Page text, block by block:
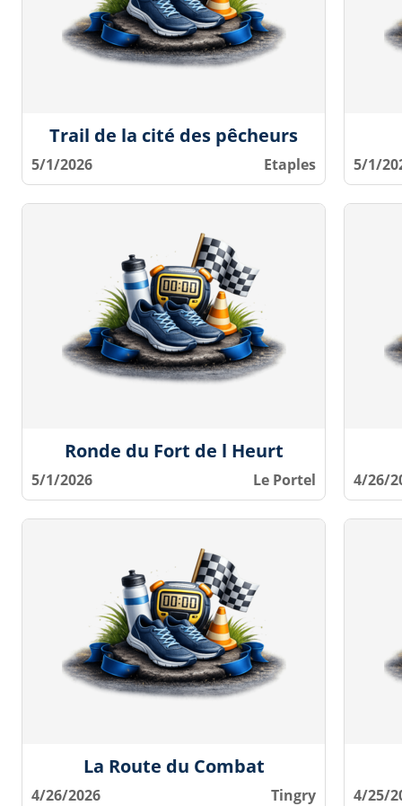
Trail de la cité des pêcheurs
5/1/2026 Etaples 5/1/
Ronde du Fort de l Heurt
5/1/2026 Le Portel 4/26/
La Route du Combat
4/26/2026 Tingry 4/25/